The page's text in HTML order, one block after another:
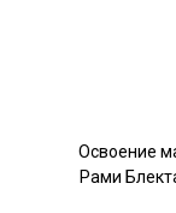
Освоение
Рами